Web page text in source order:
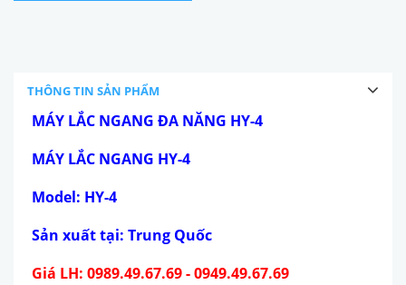
THÔNG TIN SẢN PHẨM
MÁY LẮC NGANG ĐA NĂNG HY-4
MÁY LẮC NGANG HY-4
Model: HY-4
Sản xuất tại: Trung Quốc
Giá LH: 0989.49.67.69 - 0949.49.67.69